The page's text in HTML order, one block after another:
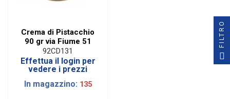
Crema di Pistacchio
90 gr via Fiume 51
92CD131
Effettua il login per
vedere i prezzi
In magazzino: 135
FILTRO